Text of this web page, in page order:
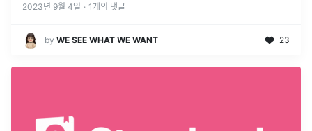
2023년 9월 4일 · 1 개의 댓글
by WE SEE WHAT WE WANT 23